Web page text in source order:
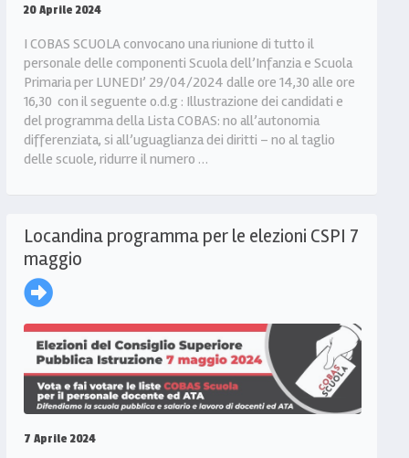
20 Aprile 2024
I COBAS SCUOLA convocano una riunione di tutto il
personale delle componenti Scuola dell’Infanzia e Scuola
Primaria per LUNEDI’ 29/04/2024 dalle ore 14,30 alle ore
16,30 con il seguente o.d.g : Illustrazione dei candidati e
del programma della Lista COBAS: no all’autonomia
differenziata, si all’uguaglianza dei diritti – no al taglio
delle scuole, ridurre il numero …
Locandina programma per le elezioni CSPI 7
maggio
7 Aprile 2024